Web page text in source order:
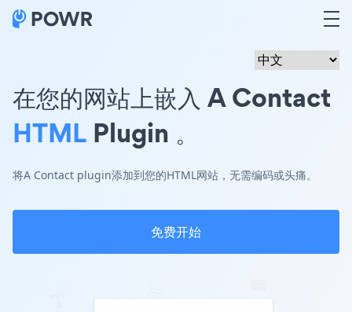
在您的网站上嵌入 A Contact
HTML Plugin 。
将A Contact plugin添加到您的HTML网站，无需编码或头痛。
免费开始